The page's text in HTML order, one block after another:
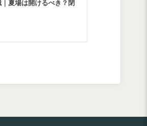
夏場は開けるべき？閉